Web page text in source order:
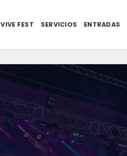
VIVE FEST SERVICIOS ENTRADAS